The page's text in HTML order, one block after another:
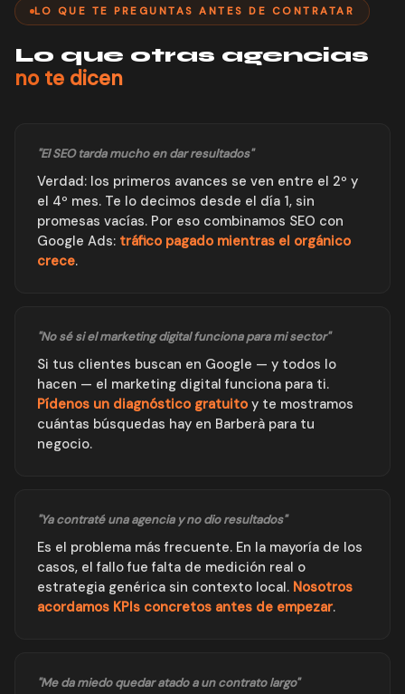
LO QUE TE PREGUNTAS ANTES DE CONTRATAR
Lo que otras agencias
no te dicen
"El SEO tarda mucho en dar resultados"
Verdad: los primeros avances se ven entre el 2º y
el 4º mes. Te lo decimos desde el día 1, sin
promesas vacías. Por eso combinamos SEO con
Google Ads: tráfico pagado mientras el orgánico
crece.
"No sé si el marketing digital funciona para mi sector"
Si tus clientes buscan en Google — y todos lo
hacen — el marketing digital funciona para ti.
Pídenos un diagnóstico gratuito y te mostramos
cuántas búsquedas hay en Barberà para tu
negocio.
"Ya contraté una agencia y no dio resultados"
Es el problema más frecuente. En la mayoría de los
casos, el fallo fue falta de medición real o
estrategia genérica sin contexto local. Nosotros
acordamos KPIs concretos antes de empezar.
"Me da miedo quedar atado a un contrato largo"